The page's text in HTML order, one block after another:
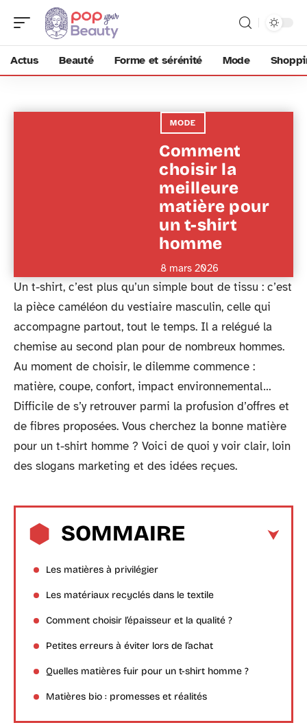
Actus Beauté Forme et sérénité Mode
MODE
Comment
choisir la
meilleure
matière pour
un t-shirt
homme
8 mars 2026
Un t-shirt, c’est plus qu’un simple bout de tissu : c’est
la pièce caméléon du vestiaire masculin, celle qui
accompagne partout, tout le temps. Il a relégué la
chemise au second plan pour de nombreux hommes.
Au moment de choisir, le dilemme commence :
matière, coupe, confort, impact environnemental…
Difficile de s’y retrouver parmi la profusion d’offres et
de fibres proposées. Vous cherchez la bonne matière
pour un t-shirt homme ? Voici de quoi y voir clair, loin
des slogans marketing et des idées reçues.
SOMMAIRE
Les matières à privilégier
Les matériaux recyclés dans le textile
Comment choisir l’épaisseur et la qualité ?
Petites erreurs à éviter lors de l’achat
Quelles matières fuir pour un t-shirt homme ?
Matières bio : promesses et réalités